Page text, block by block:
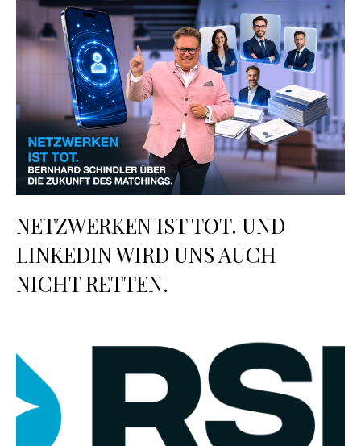
NETZWERKEN IST TOT. UND
LINKEDIN WIRD UNS AUCH
NICHT RETTEN.